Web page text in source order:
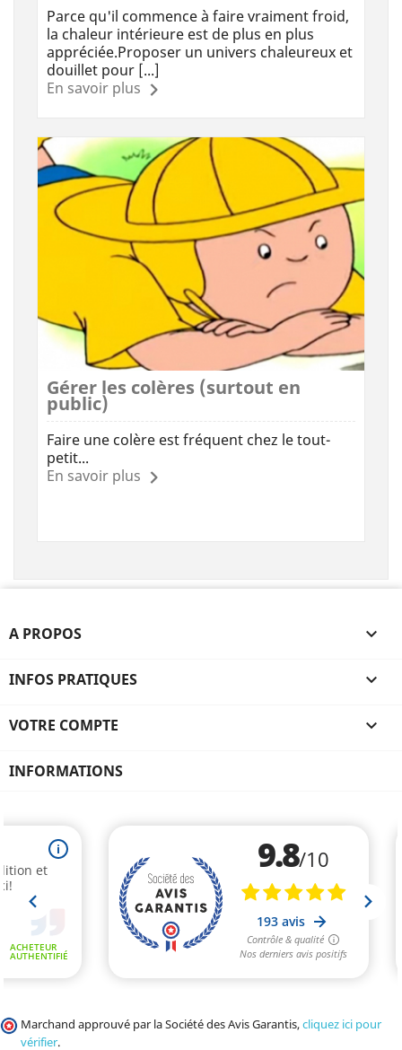
Parce qu'il commence à faire vraiment froid,
la chaleur intérieure est de plus en plus
appréciée.Proposer un univers chaleureux et
douillet pour [...]
En savoir plus
Gérer les colères (surtout en
public)
Faire une colère est fréquent chez le tout-
petit...
En savoir plus
A PROPOS 
INFOS PRATIQUES 
VOTRE COMPTE 
INFORMATIONS
Marchand approuvé par la Société des Avis Garantis,cliquez ici pour
vérifier.